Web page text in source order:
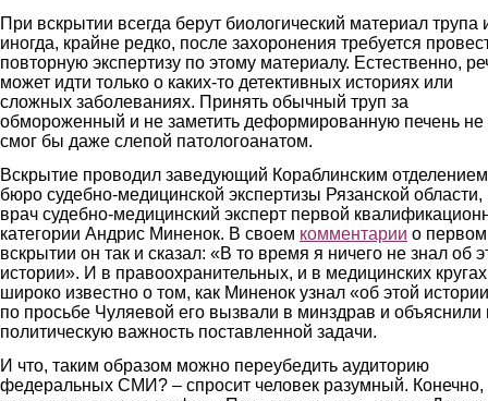
При вскрытии всегда берут биологический материал трупа
иногда, крайне редко, после захоронения требуется
повторную экспертизу по этому материалу. Естественно,
может идти только о каких-то детективных историях или
сложных заболеваниях. Принять обычный труп за
обмороженный и не заметить деформированную печень не
смог бы даже слепой патологоанатом.
Вскрытие проводил заведующий Кораблинским отделением
бюро судебно-медицинской экспертизы Рязанской области,
врач судебно-медицинский эксперт первой
категории Андрис Миненок. В своем комментарии о первом
вскрытии он так и сказал: «В то время я ничего не знал об
истории». И в правоохранительных, и в медицинских кругах
широко известно о том, как Миненок узнал «об этой
по просьбе Чуляевой его вызвали в минздрав и объяснили
политическую важность поставленной задачи.
И что, таким образом можно переубедить аудиторию
федеральных СМИ? – спросит человек разумный. Конечно,